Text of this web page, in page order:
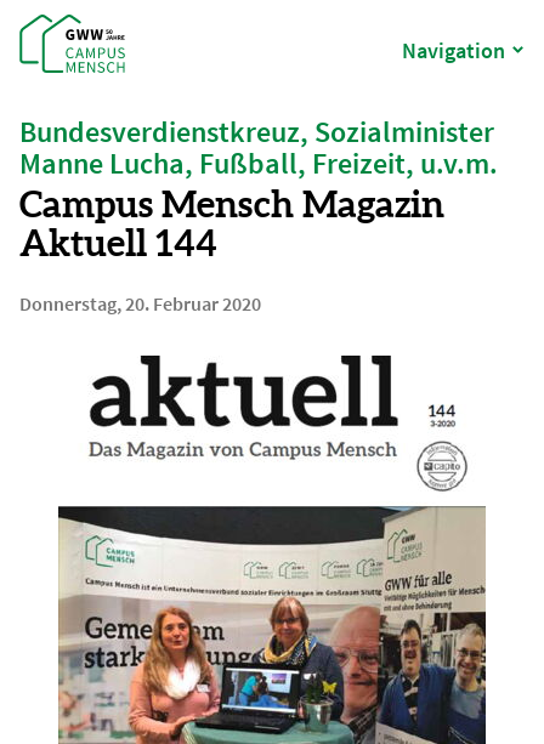
Navigation
Bundesverdienstkreuz, Sozialminister
Manne Lucha, Fußball, Freizeit, u.v.m.
Campus Mensch Magazin
Aktuell 144
Donnerstag, 20. Februar 2020